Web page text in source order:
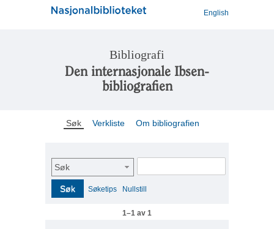
English
Bibliografi
Den internasjonale Ibsen-
bibliografien
Søk Verkliste Om bibliografien
Søk
Søk Søketips Nullstill
1–1 av 1